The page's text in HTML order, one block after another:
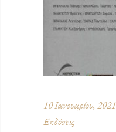
10 Ιανουαρίου, 2021
Εκδόσεις